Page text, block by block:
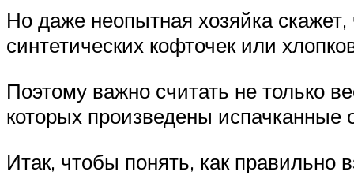
Но даже неопытная хозяйка
синтетических кофточек или
Поэтому важно считать не только
которых произведены
Итак, чтобы понять, как правильно